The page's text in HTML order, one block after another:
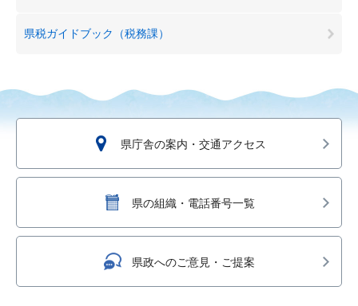
県税ガイドブック（税務課）
県庁舎の案内・交通アクセス
県の組織・電話番号一覧
県政へのご意見・ご提案